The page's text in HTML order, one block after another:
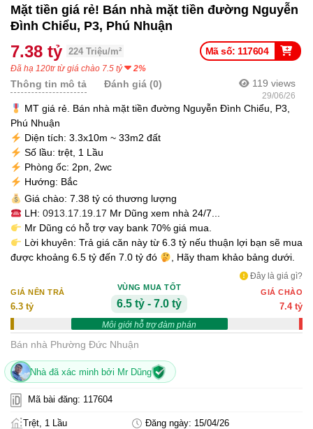
Mặt tiền giá rẻ! Bán nhà mặt tiền đường Nguyễn
Đình Chiểu, P3, Phú Nhuận
Mã số: 117604
7.38 tỷ 224 Triệu/m²
Đã hạ 120tr từ giá chào 7.5 tỷ 2%
119 views
29/06/26
Thông tin mô tả Đánh giá (0)
MT giá rẻ. Bán nhà mặt tiền đường Nguyễn Đình Chiểu, P3,
Phú Nhuận
Diện tích: 3.3x10m ~ 33m2 đất
Số lầu: trệt, 1 Lầu
Phòng ốc: 2pn, 2wc
Hướng: Bắc
Giá chào: 7.38 tỷ có thương lượng
LH: 0913.17.19.17 Mr Dũng xem nhà 24/7...
Mr Dũng có hỗ trợ vay bank 70% giá mua.
Lời khuyên: Trả giá căn này từ 6.3 tỷ nếu thuận lợi bạn sẽ mua
được khoảng 6.5 tỷ đến 7.0 tỷ đó
, Hãy tham khảo bảng dưới.
Đây là giá gì?
GIÁ NÊN TRẢ
6.3 tỷ
VÙNG MUA TỐT
6.5 tỷ - 7.0 tỷ
Môi giới hỗ trợ đàm phán
GIÁ CHÀO
7.4 tỷ
Bán nhà Phường Đức Nhuận
Nhà đã xác minh bởi Mr Dũng
Mã bài đăng: 117604
Trệt, 1 Lầu Đăng ngày: 15/04/26